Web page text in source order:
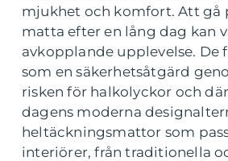
mjukhet och komfort. Att gå
matta efter en lång dag kan
avkopplande upplevelse. De
som en säkerhetsåtgärd
risken för halkolyckor och
dagens moderna
heltäckningsmattor som
interiörer, från traditionella